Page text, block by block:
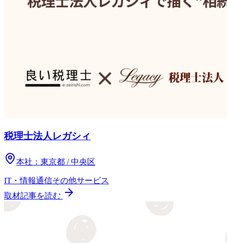
税理士法人レガシィ
本社： 東京都 / 中央区
IT・情報通信その他サービス
取材記事を読む